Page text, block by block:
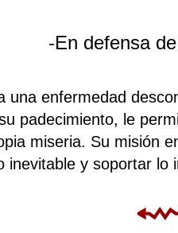
-En defensa
una enfermedad
padecimiento, le
miseria. Su misión
inevitable y soportar lo